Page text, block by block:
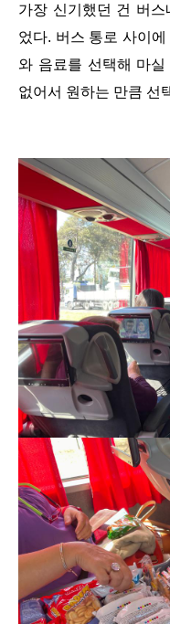
가장 신기했던 건 버스
었다. 버스 통로 사이
와 음료를 선택해 마
없어서 원하는 만큼 선